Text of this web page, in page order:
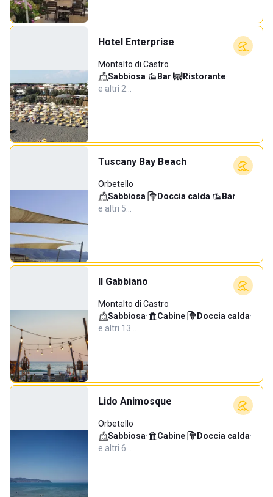
Hotel Enterprise
Montalto di Castro
Sabbiosa· Bar· Ristorante·
e altri 2…
Tuscany Bay Beach
Orbetello
Sabbiosa· Doccia calda· Bar·
e altri 5…
Il Gabbiano
Montalto di Castro
Sabbiosa· Cabine· Doccia calda·
e altri 13…
Lido Animosque
Orbetello
Sabbiosa· Cabine· Doccia calda·
e altri 6…